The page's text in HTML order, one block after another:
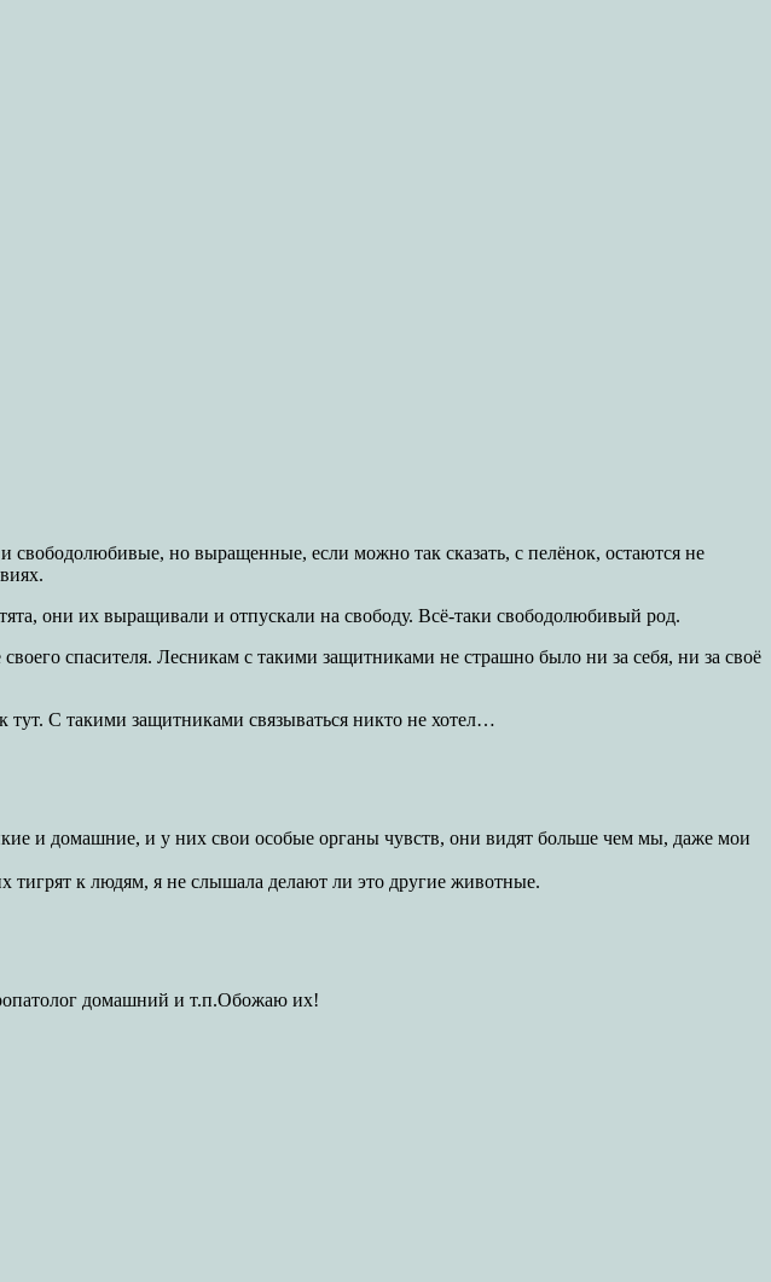
свободолюбивые, но выращенные, если можно так сказать, с пелёнок, остаются не
они их выращивали и отпускали на свободу. Всё-таки свободолюбивый род.
спасителя. Лесникам с такими защитниками не страшно было ни за себя, ни за своё
тут. С такими защитниками связываться никто не хотел…
и домашние, и у них свои особые органы чувств, они видят больше чем мы, даже мои
тигрят к людям, я не слышала делают ли это другие животные.
домашний и т.п.Обожаю их!